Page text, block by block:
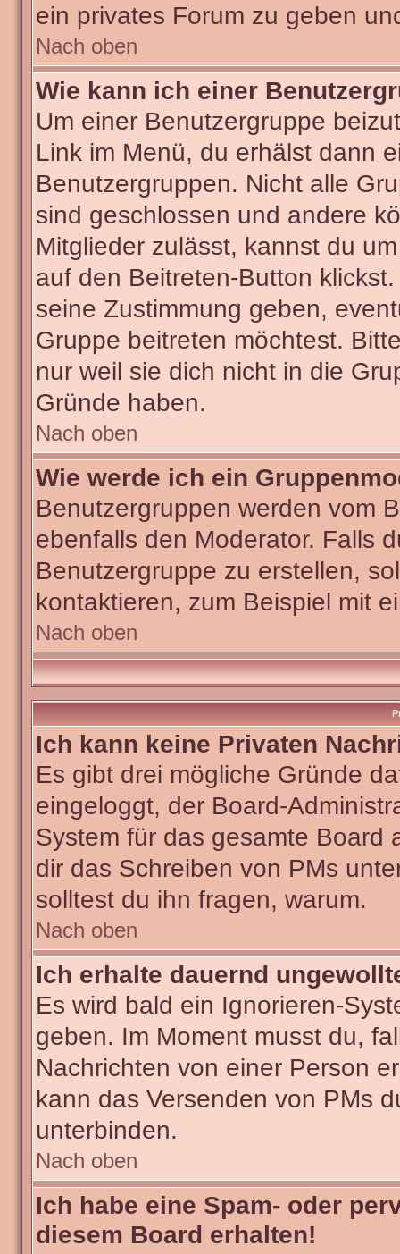
ein privates Forum zu geben
Nach oben
Wie kann ich einer
Um einer Benutzergruppe
Link im Menü, du erhälst dann
Benutzergruppen. Nicht alle
sind geschlossen und andere
Mitglieder zulässt, kannst du
auf den Beitreten-Button
seine Zustimmung geben,
Gruppe beitreten möchtest.
nur weil sie dich nicht in die
Gründe haben.
Nach oben
Wie werde ich ein
Benutzergruppen werden vom
ebenfalls den Moderator. Falls
Benutzergruppe zu erstellen,
kontaktieren, zum Beispiel mit
Nach oben
Ich kann keine Privaten
Es gibt drei mögliche Gründe
eingeloggt, der Board-
System für das gesamte Board
dir das Schreiben von PMs
solltest du ihn fragen, warum.
Nach oben
Ich erhalte dauernd
Es wird bald ein Ignorieren-
geben. Im Moment musst du,
Nachrichten von einer Person
kann das Versenden von PMs
unterbinden.
Nach oben
Ich habe eine Spam- oder
diesem Board erhalten!